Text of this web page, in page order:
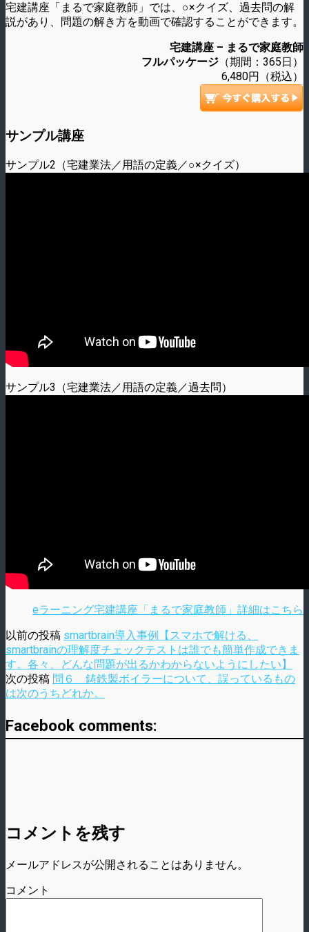
宅建講座「まるで家庭教師」では、○×クイズ、過去問の解
説があり、問題の解き方を動画で確認することができます。
宅建講座 – まるで家庭教師
フルパッケージ （期間：365日）
6,480円（税込）
サンプル講座
サンプル2（宅建業法／用語の定義／○×クイズ）
サンプル3（宅建業法／用語の定義／過去問）
eラーニング宅建講座「まるで家庭教師」詳細はこちら
以前の投稿 smartbrain導入事例【スマホで解ける、
smartbrainの理解度チェックテストは誰でも簡単作成できま
す。各々、どんな問題が出るかわからないようにしたい】
次の投稿 問６ 鋳鉄製ボイラーについて、誤っているもの
は次のうちどれか。
Facebook comments:
コメントを残す
メールアドレスが公開されることはありません。
コメント